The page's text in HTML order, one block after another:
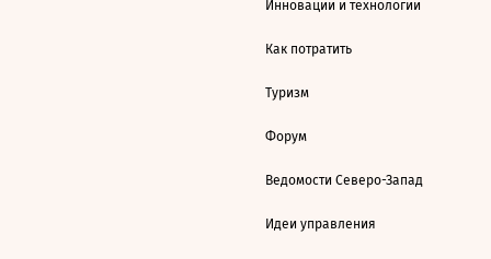
Инновации и технологии
Как потратить
Туризм
Форум
Ведомости Северо-Запад
Идеи управления